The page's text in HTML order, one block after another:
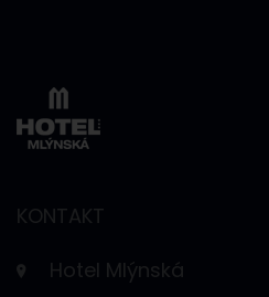
KONTAKT
Hotel Mlýnská